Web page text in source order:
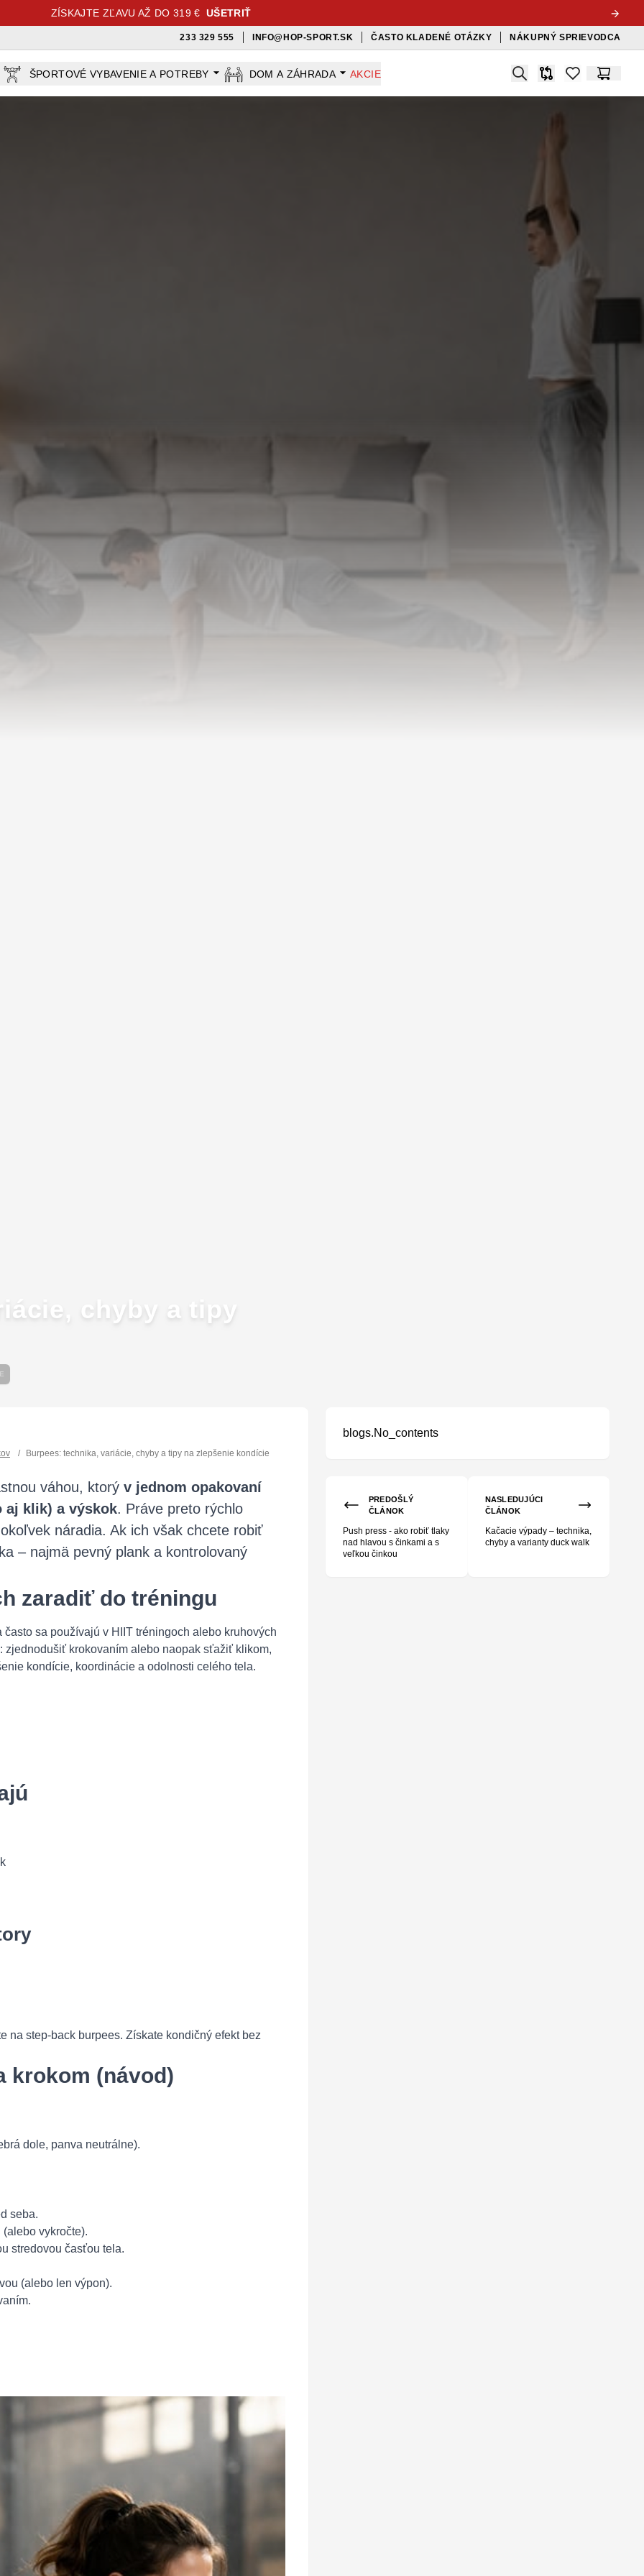
ZÍSKAJTE ZĽAVU AŽ DO 319 € UŠETRIŤ
233 329 555 INFO@HOP-SPORT.SK ČASTO KLADENÉ OTÁZKY NÁKUPNÝ SPRIEVODCA
ŠPORTOVÉ VYBAVENIE A POTREBY DOM A ZÁHRADA AKCIE Search
Porovnávač
items inKošík
chyby a tipy
/ Burpees: technika, variácie, chyby a tipy na zlepšenie kondície
váhou, ktorý v jednom opakovaní
aj klik) a výskok. Práve preto rýchlo
náradia. Ak ich však chcete robiť
– najmä pevný plank a kontrolovaný
zaradiť do tréningu
sa používajú v HIIT tréningoch alebo kruhových
krokovaním alebo naopak sťažiť klikom,
kondície, koordinácie a odolnosti celého tela.
na step-back burpees. Získate kondičný efekt bez
krokom (návod)
dole, panva neutrálne).
seba.
vykročte).
stredovou časťou tela.
(alebo len výpon).
blogs.No_contents
PREDOŠLÝ
ČLÁNOK
Push press - ako robiť tlaky
nad hlavou s činkami a s
veľkou činkou
NASLEDUJÚCI
ČLÁNOK
Kačacie výpady – technika,
chyby a varianty duck walk